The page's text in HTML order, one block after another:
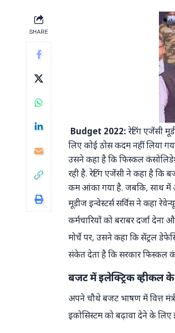
SHARE
Budget 2022: रेटिंग एजेंसी
लिए कोई ठोस कदम नहीं लिया
उसने कहा है कि फिस्कल
रही है. रेटिंग एजेंसी ने कहा है कि
कम आंका गया है. जबकि, साथ में
मूडीज इन्वेस्टर्स सर्विस ने कहा
कर्मचारियों को बराबर दर्जा
मोर्चे पर, उसने कहा कि सेंट्रल
संकेत देता है कि सरकार फिस्कल
बजट में इलेक्ट्रिक व्हीकल
अपने चौथे बजट भाषण में वित्त
इकोसिस्टम को बढ़ावा देने के लिए